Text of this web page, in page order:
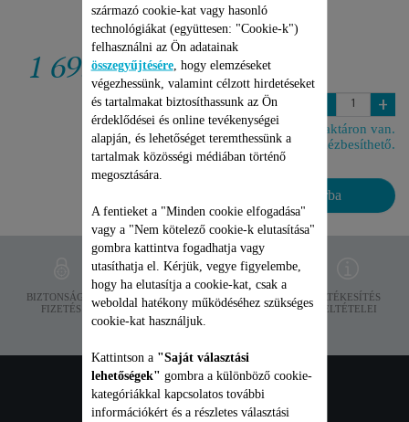
1 695 Ft
+
Raktáron van.
6 napon belül kézbesíthető.
Kosárba
BIZTONSÁGOS
FIZETÉS
SZÁLLÍTÁSI
FELTÉTELEK
ADATVÉDELEM
ÉRTÉKESÍTÉS
FELTÉTELEI
FOGYASZTÓI
származó cookie-kat vagy hasonló
technológiákat (együttesen: "Cookie-k")
felhasználni az Ön adatainak
összegyűjtésére, hogy elemzéseket
végezhessünk, valamint célzott hirdetéseket
és tartalmakat biztosíthassunk az Ön
érdeklődései és online tevékenységei
alapján, és lehetőséget teremthessünk a
tartalmak közösségi médiában történő
megosztására.
A fentieket a "Minden cookie elfogadása"
vagy a "Nem kötelező cookie-k elutasítása"
gombra kattintva fogadhatja vagy
utasíthatja el. Kérjük, vegye figyelembe,
hogy ha elutasítja a cookie-kat, csak a
weboldal hatékony működéséhez szükséges
cookie-kat használjuk.
Kattintson a "Saját választási
lehetőségek" gombra a különböző cookie-
kategóriákkal kapcsolatos további
információkért és a részletes választási